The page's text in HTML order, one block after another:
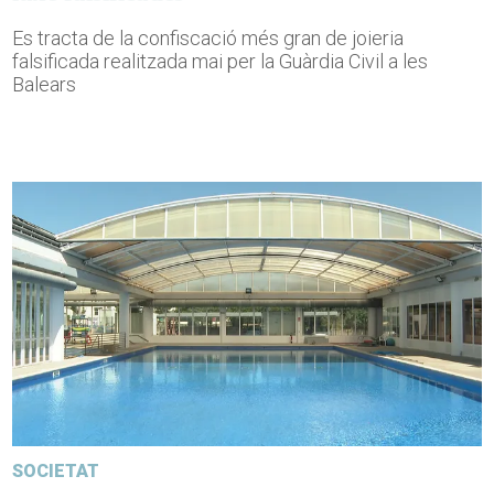
Es tracta de la confiscació més gran de joieria
falsificada realitzada mai per la Guàrdia Civil a les
Balears
SOCIETAT